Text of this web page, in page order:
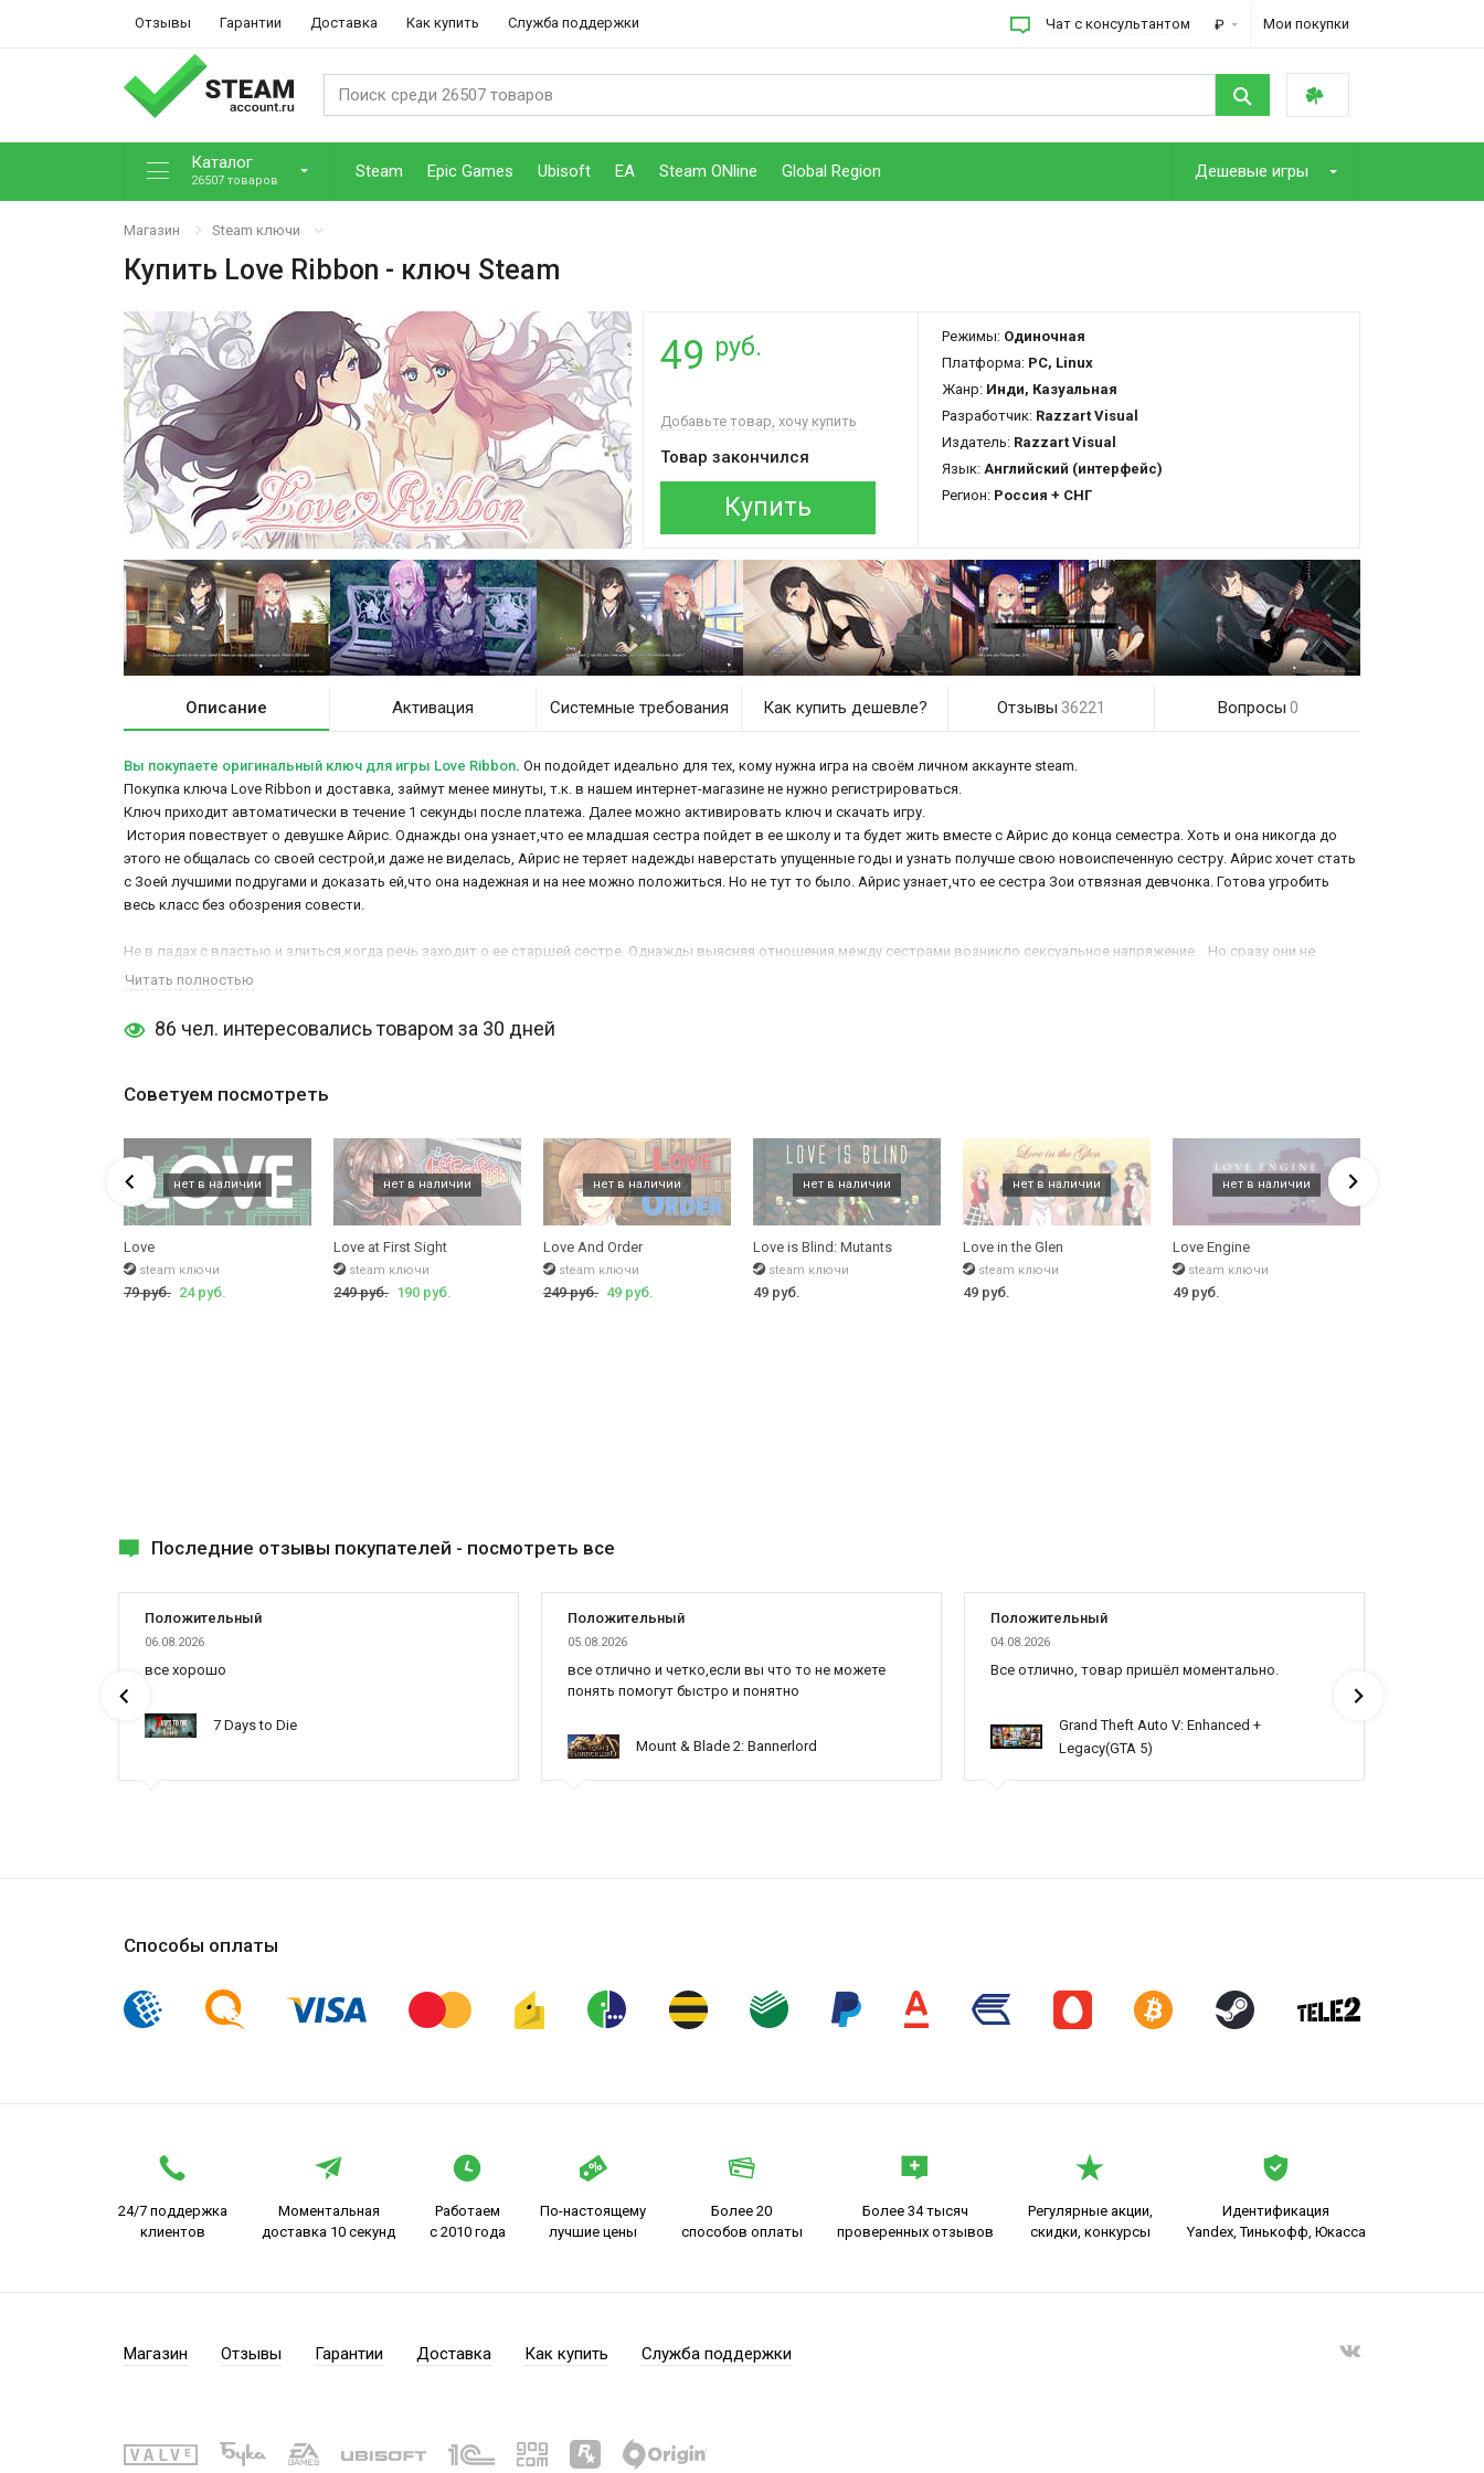
Отзывы Гарантии Доставка Как купить Служба поддержки Чат с консультантом ₽ Мои покупки
Каталог
26507 товаров Steam Epic Games Ubisoft EA Steam ONline Global Region Дешевые игры
Магазин Steam ключи
Купить Love Ribbon - ключ Steam
49 руб.
Добавьте товар, хочу купить
Товар закончился
Купить
Режимы: Одиночная
Платформа: PC, Linux
Жанр: Инди, Казуальная
Разработчик: Razzart Visual
Издатель: Razzart Visual
Язык: Английский (интерфейс)
Регион: Россия + СНГ
Описание Активация Системные требования Как купить дешевле? Отзывы 36221 Вопросы 0
Вы покупаете оригинальный ключ для игры Love Ribbon. Он подойдет идеально для тех, кому нужна игра на своём личном аккаунте steam.
Покупка ключа Love Ribbon и доставка, займут менее минуты, т.к. в нашем интернет-магазине не нужно регистрироваться.
Ключ приходит автоматически в течение 1 секунды после платежа. Далее можно активировать ключ и скачать игру.
История повествует о девушке Айрис. Однажды она узнает,что ее младшая сестра пойдет в ее школу и та будет жить вместе с Айрис до конца семестра. Хоть и она никогда до
этого не общалась со своей сестрой,и даже не виделась, Айрис не теряет надежды наверстать упущенные годы и узнать получше свою новоиспеченную сестру. Айрис хочет стать
с Зоей лучшими подругами и доказать ей,что она надежная и на нее можно положиться. Но не тут то было. Айрис узнает,что ее сестра Зои отвязная девчонка. Готова угробить
весь класс без обозрения совести.
Не в ладах с властью и злиться,когда речь заходит о ее старшей сестре. Однажды выясняя отношения,между сестрами возникло сексуальное напряжение... Но сразу они не
предали этому никакого внимания,но вскоре это повторилось. Они обе были в растеренности,но тут... Если хотите узнать продолжение,обязательно
купить Euro Truck Simulator 2
- еще более захватывающий симулятор, в котором возможна перевозка грузов, исследование новых дорог, выполнение
Читать полностью
86 чел. интересовались товаром за 30 дней
Советуем посмотреть
Love
steam ключи
79 руб. 24 руб.
Love at First Sight
steam ключи
249 руб. 190 руб.
Love And Order
steam ключи
249 руб. 49 руб.
Love is Blind: Mutants
steam ключи
49 руб.
Love in the Glen
steam ключи
49 руб.
Love Engine
steam ключи
49 руб.
Последние отзывы покупателей - посмотреть все
Положительный
06.08.2026
все хорошо
7 Days to Die
Положительный
05.08.2026
все отлично и четко,если вы что то не можете
понять помогут быстро и понятно
Mount & Blade 2: Bannerlord
Положительный
04.08.2026
Все отлично, товар пришёл моментально.
Grand Theft Auto V: Enhanced +
Legacy(GTA 5)
Способы оплаты
24/7 поддержка
клиентов
Моментальная
доставка 10 секунд
Работаем
с 2010 года
По-настоящему
лучшие цены
Более 20
способов оплаты
Более 34 тысяч
проверенных отзывов
Регулярные акции,
скидки, конкурсы
Идентификация
Yandex, Тинькофф, Юкасса
Магазин Отзывы Гарантии Доставка Как купить Служба поддержки